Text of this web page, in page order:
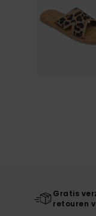
Gratis
retouren